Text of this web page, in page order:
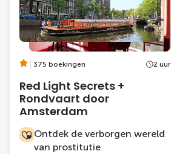
375 boekingen 2 uur
Red Light Secrets +
Rondvaart door
Amsterdam
Ontdek de verborgen wereld
van prostitutie